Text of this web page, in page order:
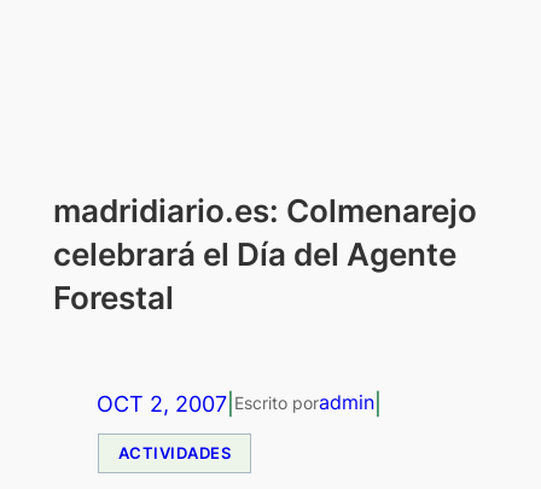
madridiario.es: Colmenarejo
celebrará el Día del Agente
Forestal
OCT 2, 2007| Escrito poradmin|
ACTIVIDADES